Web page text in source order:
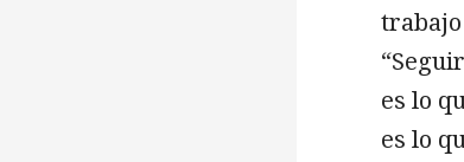
es lo
es lo